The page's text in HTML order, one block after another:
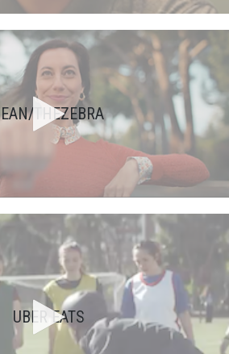
THEZEBRA
UBER EATS